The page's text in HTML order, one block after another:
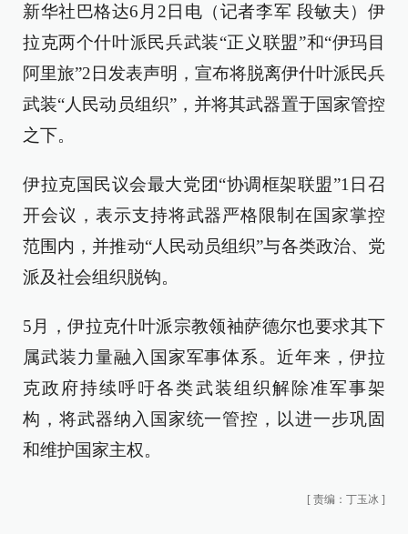
新华社巴格达6月2日电（记者李军 段敏夫）伊
拉克两个什叶派民兵武装“正义联盟”和“伊玛目
阿里旅”2日发表声明，宣布将脱离伊什叶派民兵
武装“人民动员组织”，并将其武器置于国家管控
之下。
伊拉克国民议会最大党团“协调框架联盟”1日召
开会议，表示支持将武器严格限制在国家掌控
范围内，并推动“人民动员组织”与各类政治、党
派及社会组织脱钩。
5月，伊拉克什叶派宗教领袖萨德尔也要求其下
属武装力量融入国家军事体系。近年来，伊拉
克政府持续呼吁各类武装组织解除准军事架
构，将武器纳入国家统一管控，以进一步巩固
和维护国家主权。
[ 责编：丁玉冰 ]